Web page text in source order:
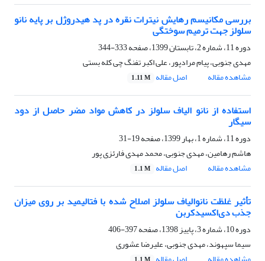
بررسی مکانیسم رهایش نیترات نقره در پد هیدروژل بر پایه نانو
سلولز جهت ترمیم سوختگی
دوره 11، شماره 2، تابستان 1399، صفحه
333-344
مهدی جنوبی، پیام مرادپور، علی اکبر تفنگ چی کله بستی
مشاهده مقاله
اصل مقاله 1.11 M
استفاده از نانو الیاف سلولز در کاهش مواد مضر حاصل از دود
سیگار
دوره 11، شماره 1، بهار 1399، صفحه
19-31
هاشم رهامین، مهدی جنوبی، محمد مهدی فارئزی پور
مشاهده مقاله
اصل مقاله 1.1 M
تأثیر غلظت نانوالیاف سلولز اصلاح شده با فتالیمید بر روی میزان
جذب دی‌اکسیدکربن
دوره 10، شماره 3، پاییز 1398، صفحه
397-406
سیما سپهوند، مهدی جنوبی، علیرضا عشوری